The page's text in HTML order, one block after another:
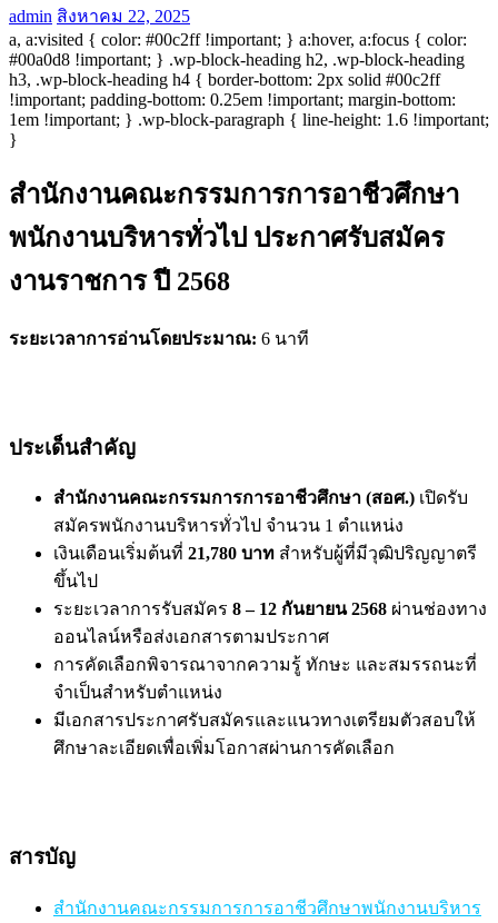
admin สิงหาคม 22, 2025
a, a:visited { color: #00c2ff !important; } a:hover, a:focus { color:
#00a0d8 !important; } .wp-block-heading h2, .wp-block-heading
h3, .wp-block-heading h4 { border-bottom: 2px solid #00c2ff
!important; padding-bottom: 0.25em !important; margin-bottom:
1em !important; } .wp-block-paragraph { line-height: 1.6 !important;
}
สำนักงานคณะกรรมการการอาชีวศึกษา
พนักงานบริหารทั่วไป ประกาศรับสมัคร
งานราชการ ปี 2568
ระยะเวลาการอ่านโดยประมาณ: 6 นาที
ประเด็นสำคัญ
สำนักงานคณะกรรมการการอาชีวศึกษา (สอศ.) เปิดรับ
สมัครพนักงานบริหารทั่วไป จำนวน 1 ตำแหน่ง
เงินเดือนเริ่มต้นที่ 21,780 บาท สำหรับผู้ที่มีวุฒิปริญญาตรี
ขึ้นไป
ระยะเวลาการรับสมัคร 8 – 12 กันยายน 2568 ผ่านช่องทาง
ออนไลน์หรือส่งเอกสารตามประกาศ
การคัดเลือกพิจารณาจากความรู้ ทักษะ และสมรรถนะที่
จำเป็นสำหรับตำแหน่ง
มีเอกสารประกาศรับสมัครและแนวทางเตรียมตัวสอบให้
ศึกษาละเอียดเพื่อเพิ่มโอกาสผ่านการคัดเลือก
สารบัญ
สำนักงานคณะกรรมการการอาชีวศึกษาพนักงานบริหาร